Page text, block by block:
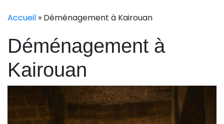
Accueil » Déménagement à Kairouan
Déménagement à
Kairouan